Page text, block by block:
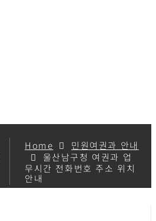
Home
민원여권과 안내
울산남구청 여권과 업
무시간 전화번호 주소 위치
안내